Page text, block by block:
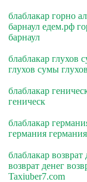
блаблакар горно
барнаул едем.рф
барнаул
блаблакар глухов
глухов сумы
блаблакар
геническ
блаблакар
германия германия
блаблакар
возврат денег
Taxiuber7.com